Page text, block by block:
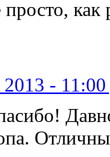
просто,
-